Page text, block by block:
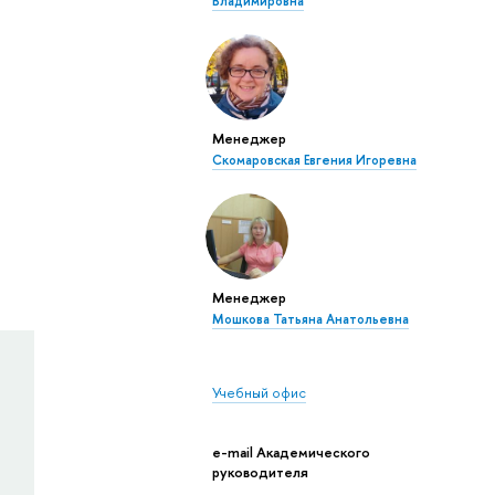
Менеджер
Скомаровская Евгения Игоревна
Менеджер
Мошкова Татьяна Анатольевна
Учебный офис
e-mail Академического
руководителя